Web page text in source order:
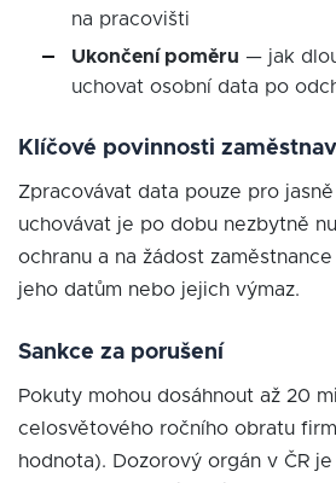
na pracovišti
Ukončení poměru — jak
uchovat osobní data po
Klíčové povinnosti
Zpracovávat data pouze pro
uchovávat je po dobu nezbytně
ochranu a na žádost
jeho datům nebo jejich výmaz.
Sankce za porušení
Pokuty mohou dosáhnout až 20
celosvětového ročního obratu
hodnota). Dozorový orgán v ČR